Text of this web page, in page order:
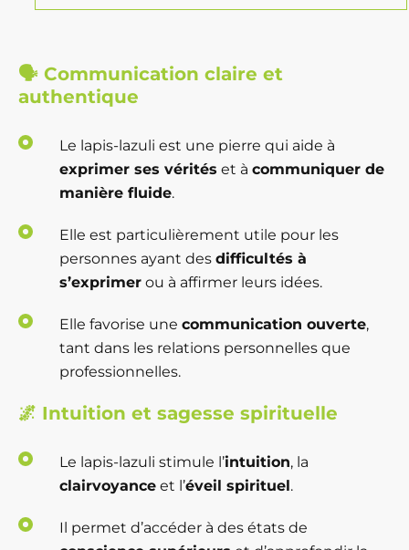
🗣️ Communication claire et
authentique
Le lapis-lazuli est une pierre qui aide à
exprimer ses vérités et à communiquer de
manière fluide.
Elle est particulièrement utile pour les
personnes ayant des difficultés à
s’exprimer ou à affirmer leurs idées.
Elle favorise une communication ouverte,
tant dans les relations personnelles que
professionnelles.
🌌 Intuition et sagesse spirituelle
Le lapis-lazuli stimule l’intuition, la
clairvoyance et l’éveil spirituel.
Il permet d’accéder à des états de